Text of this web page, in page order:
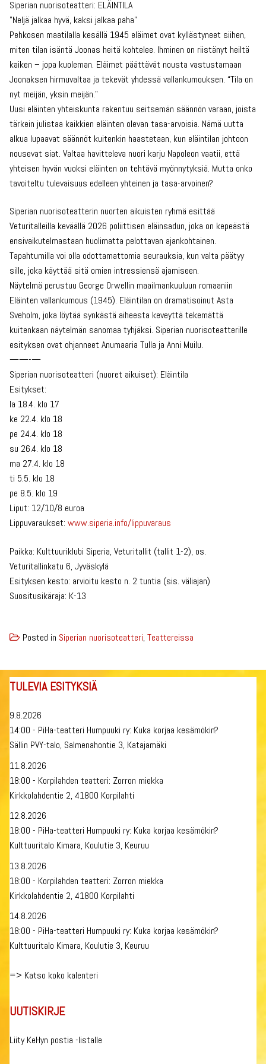
Siperian nuorisoteatteri: ELÄINTILA
”Neljä jalkaa hyvä, kaksi jalkaa paha”
Pehkosen maatilalla kesällä 1945 eläimet ovat kyllästyneet siihen,
miten tilan isäntä Joonas heitä kohtelee. Ihminen on riistänyt heiltä
kaiken – jopa kuoleman. Eläimet päättävät nousta vastustamaan
Joonaksen hirmuvaltaa ja tekevät yhdessä vallankumouksen. “Tila on
nyt meijän, yksin meijän.”
Uusi eläinten yhteiskunta rakentuu seitsemän säännön varaan, joista
tärkein julistaa kaikkien eläinten olevan tasa-arvoisia. Nämä uutta
alkua lupaavat säännöt kuitenkin haastetaan, kun eläintilan johtoon
nousevat siat. Valtaa havitteleva nuori karju Napoleon vaatii, että
yhteisen hyvän vuoksi eläinten on tehtävä myönnytyksiä. Mutta onko
tavoiteltu tulevaisuus edelleen yhteinen ja tasa-arvoinen?
Siperian nuorisoteatterin nuorten aikuisten ryhmä esittää
Veturitalleilla keväällä 2026 poliittisen eläinsadun, joka on kepeästä
ensivaikutelmastaan huolimatta pelottavan ajankohtainen.
Tapahtumilla voi olla odottamattomia seurauksia, kun valta päätyy
sille, joka käyttää sitä omien intressiensä ajamiseen.
Näytelmä perustuu George Orwellin maailmankuuluun romaaniin
Eläinten vallankumous (1945). Eläintilan on dramatisoinut Asta
Sveholm, joka löytää synkästä aiheesta keveyttä tekemättä
kuitenkaan näytelmän sanomaa tyhjäksi. Siperian nuorisoteatterille
esityksen ovat ohjanneet Anumaaria Tulla ja Anni Muilu.
——-—
Siperian nuorisoteatteri (nuoret aikuiset): Eläintila
Esitykset:
la 18.4. klo 17
ke 22.4. klo 18
pe 24.4. klo 18
su 26.4. klo 18
ma 27.4. klo 18
ti 5.5. klo 18
pe 8.5. klo 19
Liput: 12/10/8 euroa
Lippuvaraukset: www.siperia.info/lippuvaraus
Paikka: Kulttuuriklubi Siperia, Veturitallit (tallit 1-2), os.
Veturitallinkatu 6, Jyväskylä
Esityksen kesto: arvioitu kesto n. 2 tuntia (sis. väliajan)
Suositusikäraja: K-13
Posted in Siperian nuorisoteatteri, Teattereissa
TULEVIA ESITYKSIÄ
9.8.2026
14:00 - PiHa-teatteri Humpuuki ry: Kuka korjaa kesämökin?
Sällin PVY-talo, Salmenahontie 3, Katajamäki
11.8.2026
18:00 - Korpilahden teatteri: Zorron miekka
Kirkkolahdentie 2, 41800 Korpilahti
12.8.2026
18:00 - PiHa-teatteri Humpuuki ry: Kuka korjaa kesämökin?
Kulttuuritalo Kimara, Koulutie 3, Keuruu
13.8.2026
18:00 - Korpilahden teatteri: Zorron miekka
Kirkkolahdentie 2, 41800 Korpilahti
14.8.2026
18:00 - PiHa-teatteri Humpuuki ry: Kuka korjaa kesämökin?
Kulttuuritalo Kimara, Koulutie 3, Keuruu
=> Katso koko kalenteri
UUTISKIRJE
Liity KeHyn postia -listalle